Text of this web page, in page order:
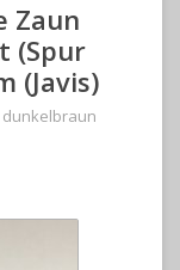
Zaun
(Spur
(Javis)
dunkelbraun